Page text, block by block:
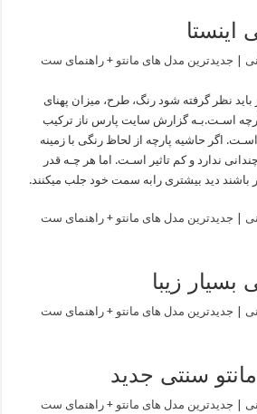
اینستا
باید نظر گرفته شود رنگ، طرح، میزان پهنای
اسـت.بـه گزارش سایت پارس ناز ترکیب
اگر حاشیه پارچه از لحاظ رنگی با زمینه
ندارد و کم تاثیر اسـت. اما هر چـه قدر
باشند دید بیشتری رابه سمت خود جلب میکنند.
بسیار زیبا
سنتی جدید